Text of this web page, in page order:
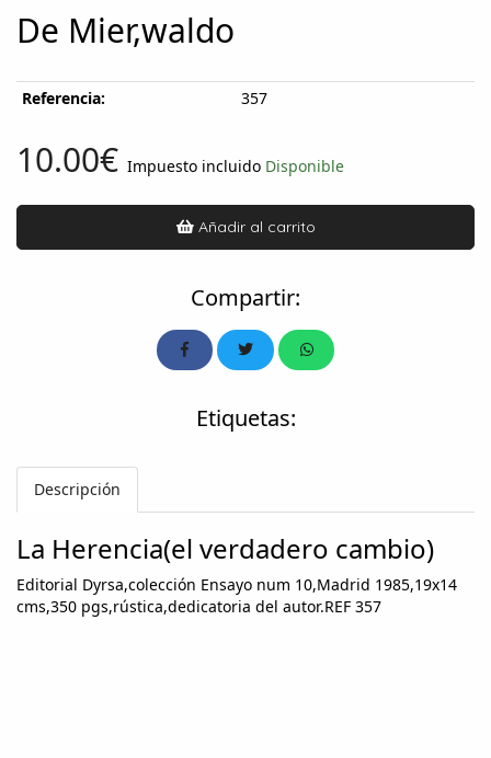
De Mier,waldo
Referencia: 357
10.00€ Impuesto incluido Disponible
Añadir al carrito
Compartir:
Etiquetas:
Descripción
La Herencia(el verdadero cambio)
Editorial Dyrsa,colección Ensayo num 10,Madrid 1985,19x14
cms,350 pgs,rústica,dedicatoria del autor.REF 357